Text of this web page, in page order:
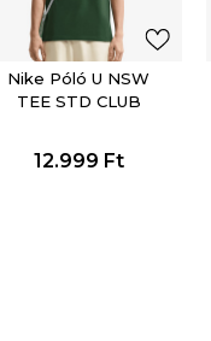
Nike Póló U NSW
TEE STD CLUB
12.999 Ft